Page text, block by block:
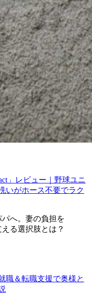
」レビュー｜野球ユニ
いがホース不要でラク
職＆転職支援で奥様と